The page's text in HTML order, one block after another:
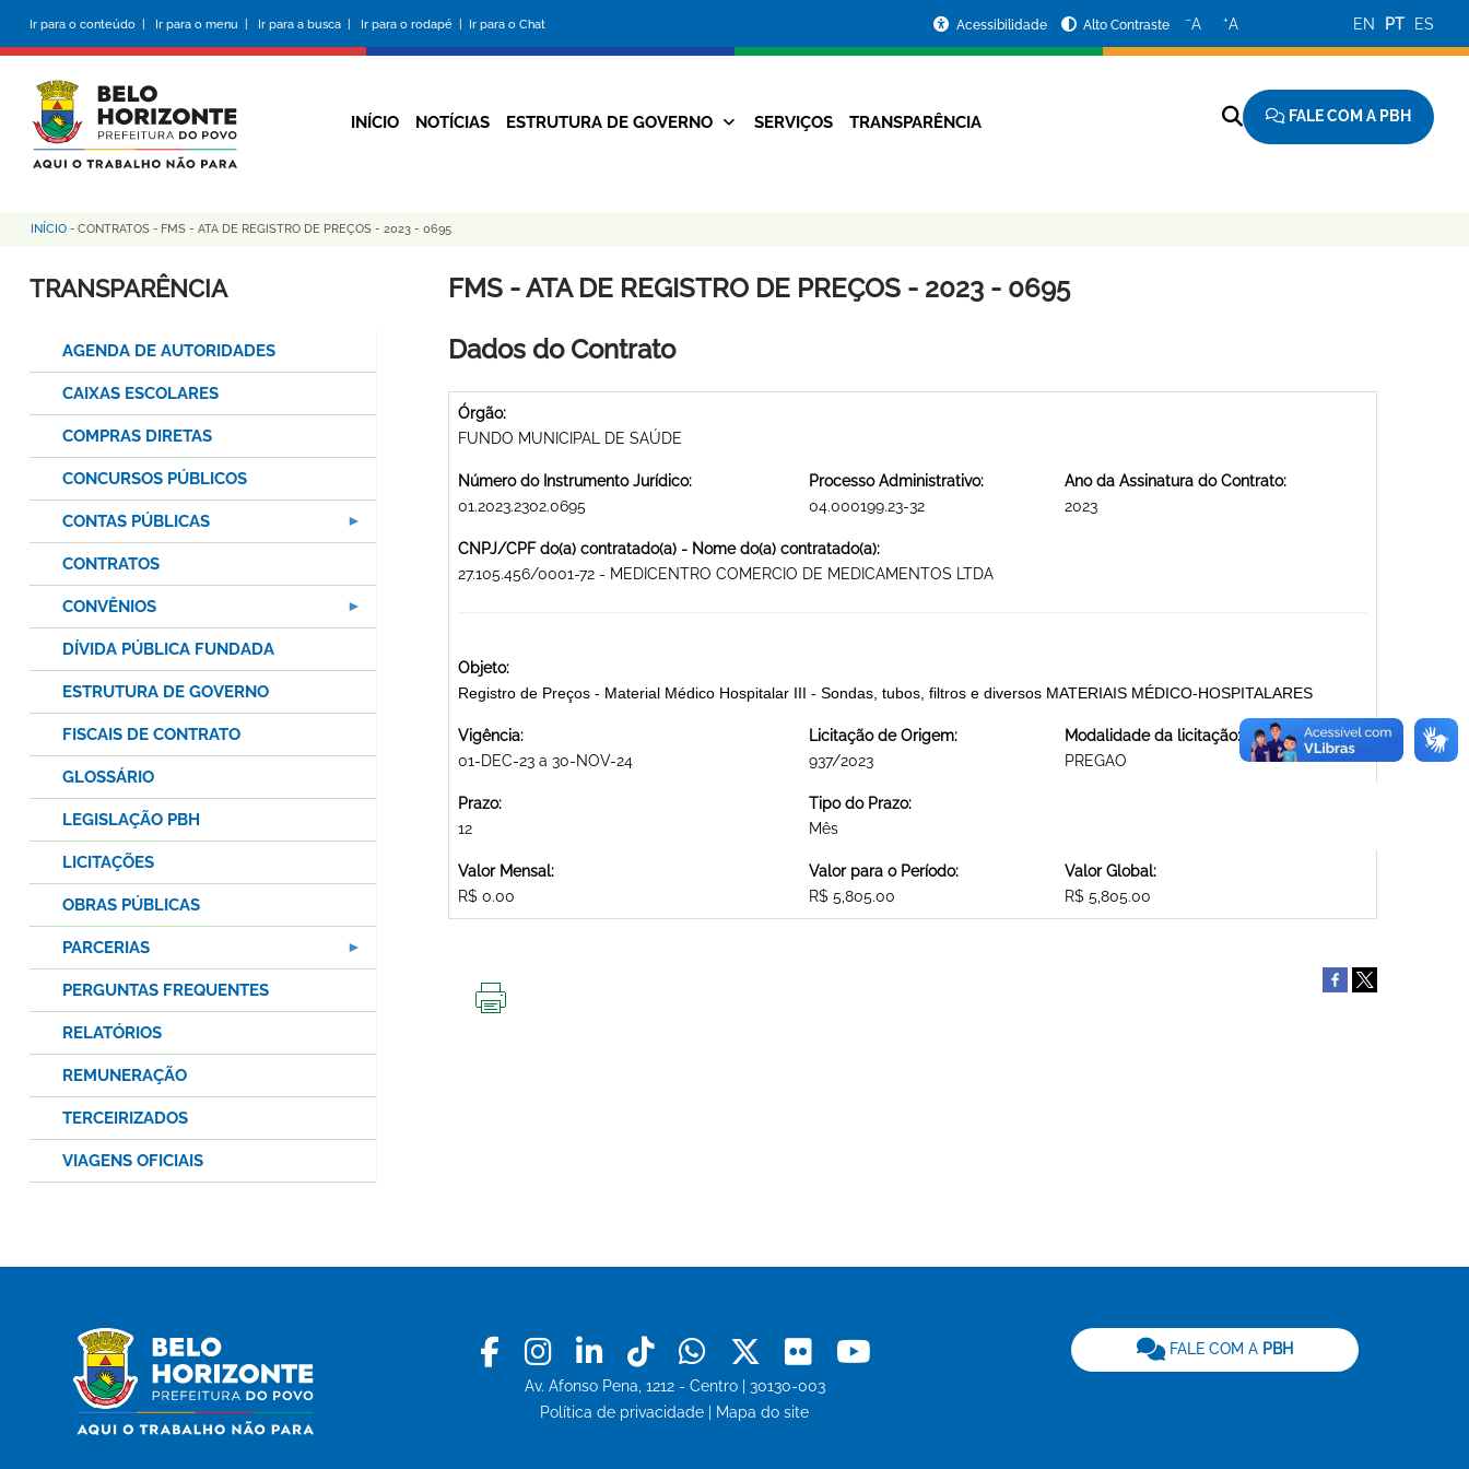
conteúdo
principal
Ir para o conteúdo | Ir para o menu | Ir para a busca | Ir para o rodapé | Ir para o Chat
da
Prefeitura
Acessibilidade Alto Contraste −A +A EN PT ES
Navegação
INÍCIO NOTÍCIAS ESTRUTURA DE GOVERNO SERVIÇOS TRANSPARÊNCIA FALE COM A PBH
Trilha
de
INÍCIO - CONTRATOS - FMS - ATA DE REGISTRO DE PREÇOS - 2023 - 0695
FMS - ATA DE REGISTRO DE PREÇOS - 2023 - 0695
Dados do Contrato
Órgão:
FUNDO MUNICIPAL DE SAÚDE
Número do Instrumento Jurídico:
01.2023.2302.0695
Processo Administrativo:
04.000199.23-32
Ano da Assinatura do Contrato:
2023
CNPJ/CPF do(a) contratado(a) - Nome do(a) contratado(a):
27.105.456/0001-72 - MEDICENTRO COMERCIO DE MEDICAMENTOS LTDA
Objeto:
Registro de Preços - Material Médico Hospitalar III - Sondas, tubos, filtros e diversos MATERIAIS MÉDICO-HOSPITALARES
Vigência:
01-DEC-23 a 30-NOV-24
Licitação de Origem:
937/2023
Modalidade da licitação:
PREGAO
Prazo:
12
Tipo do Prazo:
Mês
Valor Mensal:
R$ 0.00
Valor para o Período:
R$ 5,805.00
Valor Global:
R$ 5,805.00
TRANSPARÊNCIA
AGENDA DE AUTORIDADES
CAIXAS ESCOLARES
COMPRAS DIRETAS
CONCURSOS PÚBLICOS
CONTAS PÚBLICAS
CONTRATOS
CONVÊNIOS
DÍVIDA PÚBLICA FUNDADA
ESTRUTURA DE GOVERNO
FISCAIS DE CONTRATO
GLOSSÁRIO
LEGISLAÇÃO PBH
LICITAÇÕES
OBRAS PÚBLICAS
PARCERIAS
PERGUNTAS FREQUENTES
RELATÓRIOS
REMUNERAÇÃO
TERCEIRIZADOS
VIAGENS OFICIAIS
Facebook
Instagram
LinkedinTiktokWhatsapp
X Flickr
Av. Afonso Pena, 1212 - Centro | 30130-003
Política de privacidade
Mapa do site
FALE COM A PBH